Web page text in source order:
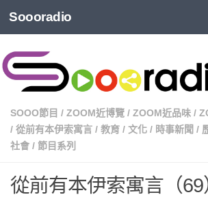
Soooradio
SOOO節目 / ZOOM近博覽 / ZOOM近品味 /
/ 從前有本伊索寓言 / 教育 / 文化 / 時事新聞 /
社會 / 節目系列
從前有本伊索寓言（69